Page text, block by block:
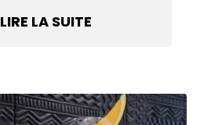
LIRE LA SUITE